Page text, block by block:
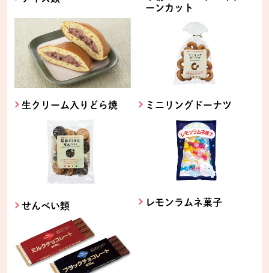
ーンカット
生クリーム入りどら焼 ミニリングドーナツ
せんべい類 レモンラムネ菓子